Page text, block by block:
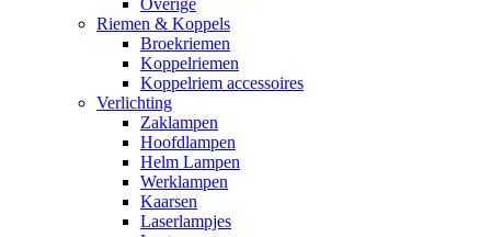
Riemen & Koppels
Broekriemen
Koppelriemen
Koppelriem accessoires
Verlichting
Zaklampen
Hoofdlampen
Helm Lampen
Werklampen
Kaarsen
Laserlampjes